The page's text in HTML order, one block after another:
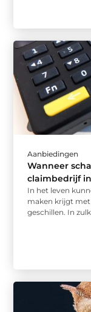
Aanbiedingen
Wanneer
claimbedrijf
In het leven
maken krijgt
geschillen. In